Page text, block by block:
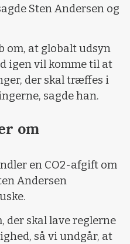
Sten Andersen og
om, at globalt udsyn
igen vil komme til at
der skal træffes i
sagde han.
om
en CO2-afgift om
Andersen
der skal lave reglerne
så vi undgår, at